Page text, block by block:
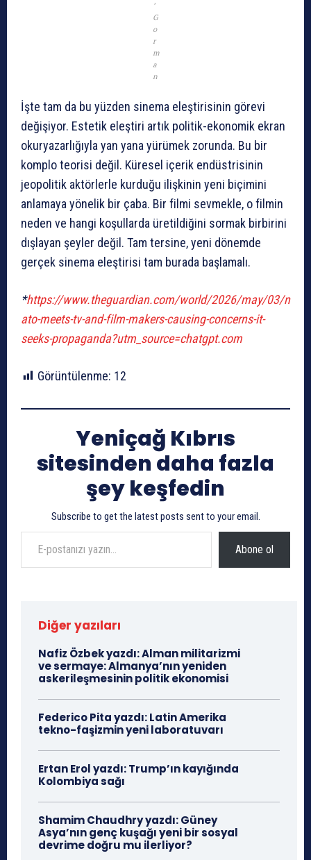
’
G
o
r
m
a
n
İşte tam da bu yüzden sinema eleştirisinin görevi
değişiyor. Estetik eleştiri artık politik-ekonomik ekran
okuryazarlığıyla yan yana yürümek zorunda. Bu bir
komplo teorisi değil. Küresel içerik endüstrisinin
jeopolitik aktörlerle kurduğu ilişkinin yeni biçimini
anlamaya yönelik bir çaba. Bir filmi sevmekle, o filmin
neden ve hangi koşullarda üretildiğini sormak birbirini
dışlayan şeyler değil. Tam tersine, yeni dönemde
gerçek sinema eleştirisi tam burada başlamalı.
*https://www.theguardian.com/world/2026/may/03/n
ato-meets-tv-and-film-makers-causing-concerns-it-
seeks-propaganda?utm_source=chatgpt.com
Görüntülenme: 12
Yeniçağ Kıbrıs
sitesinden daha fazla
şey keşfedin
Subscribe to get the latest posts sent to your email.
E-postanızı yazın…
Abone ol
Diğer yazıları
Nafiz Özbek yazdı: Alman militarizmi
ve sermaye: Almanya’nın yeniden
askerileşmesinin politik ekonomisi
Federico Pita yazdı: Latin Amerika
tekno-faşizmin yeni laboratuvarı
Ertan Erol yazdı: Trump’ın kayığında
Kolombiya sağı
Shamim Chaudhry yazdı: Güney
Asya’nın genç kuşağı yeni bir sosyal
devrime doğru mu ilerliyor?